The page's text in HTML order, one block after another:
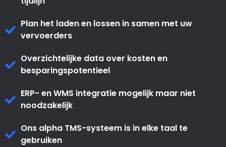
Plan het laden en lossen in samen met uw
vervoerders
Overzichtelijke data over kosten en
besparingspotentieel
ERP- en WMS integratie mogelijk maar niet
noodzakelijk
Ons alpha TMS-systeem is in elke taal te
gebruiken